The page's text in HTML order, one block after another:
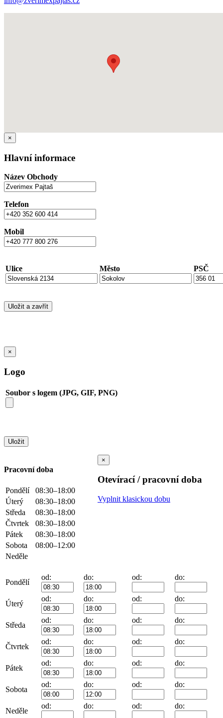
×
Hlavní informace
Název Obchody
Telefon
Mobil
Ulice Město PSČ
×
Logo
Soubor s logem (JPG, GIF, PNG)
Pracovní doba
Pondělí
08:30–18:00
Úterý
08:30–18:00
Středa
08:30–18:00
Čtvrtek
08:30–18:00
Pátek
08:30–18:00
Sobota
08:00–12:00
Neděle
×
Otevírací / pracovní doba
Vyplnit klasickou dobu
Pondělí
od: do: od: do:
Úterý
od: do: od: do:
Středa
od: do: od: do:
Čtvrtek
od: do: od: do:
Pátek
od: do: od: do:
Sobota
od: do: od: do:
Neděle
od: do: od: do: